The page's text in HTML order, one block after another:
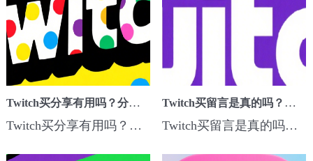
Twitch买分享有用吗？分享量提升技巧与平台规则解读
Twitch买分享有用吗？分享量提升技巧与平台规则解读,Twitch买分享...
Twitch买留言是真的吗？带你了解刷评论的注意事项
Twitch买留言是真的吗？带你了解刷评论的注意事项,Twitch买留言...